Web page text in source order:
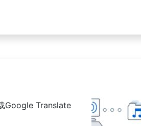
Google Translate